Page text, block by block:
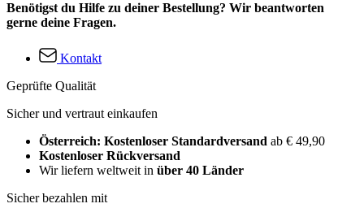
Benötigst du Hilfe zu deiner Bestellung? Wir beantworten
gerne deine Fragen.
Kontakt
Geprüfte Qualität
Sicher und vertraut einkaufen
Österreich: Kostenloser Standardversand ab € 49,90
Kostenloser Rückversand
Wir liefern weltweit in über 40 Länder
Sicher bezahlen mit